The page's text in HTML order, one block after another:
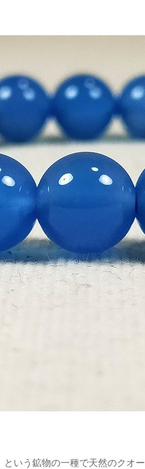
という鉱物の一種で天然のクオ